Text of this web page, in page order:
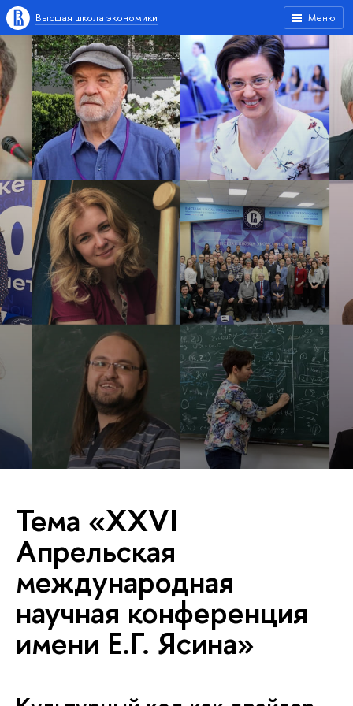
Меню
Высшая школа экономики
Тема «XXVI
Апрельская
международная
научная конференция
имени Е.Г. Ясина»